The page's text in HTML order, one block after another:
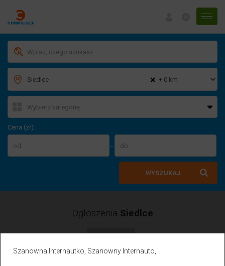
Menu
×
Cena (zł):
-
WYSZUKAJ
Ogłoszenia Siedlce
Szanowna Internautko, Szanowny Internauto,